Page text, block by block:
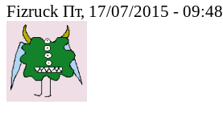
Fizruck Пт, 17/07/2015 - 09:48